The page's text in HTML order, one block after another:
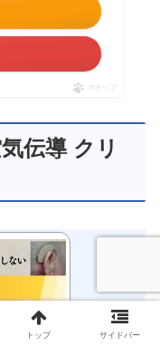
ポチップ
伝導 クリ
トップ サイドバー